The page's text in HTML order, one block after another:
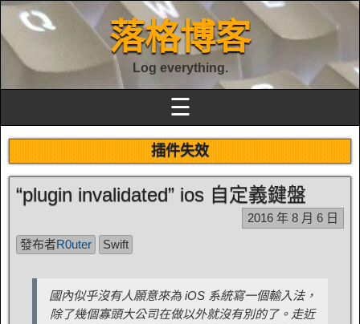
落格博客
Log everything.
☰
插件失效
“plugin invalidated” ios 自定義鍵盤
2016 年 8 月 6 日
發布者R0uter Swift
國內似乎沒有人願意來為 iOS 系統寫一個輸入法，
除了幾個寡頭大公司在做以外就沒有別的了。走近